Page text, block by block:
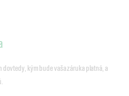
kým bude vaša záruka platná, a